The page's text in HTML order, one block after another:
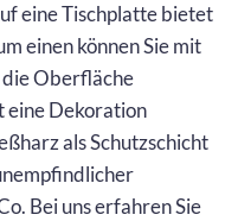
eine Tischplatte bietet
einen können Sie mit
Oberfläche
eine Dekoration
als Schutzschicht
Bei uns erfahren Sie